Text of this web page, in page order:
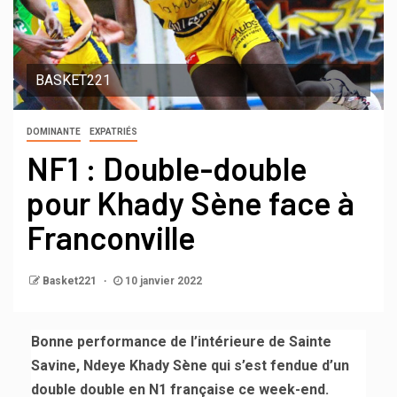
BASKET221
DOMINANTE EXPATRIÉS
NF1 : Double-double
pour Khady Sène face à
Franconville
Basket221 10 janvier 2022
Bonne performance de l’intérieure de Sainte
Savine, Ndeye Khady Sène qui s’est fendue d’un
double double en N1 française ce week-end.